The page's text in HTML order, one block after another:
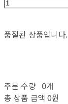
품절된 상품입니다.
주문 수량 0개
총 상품 금액 0원